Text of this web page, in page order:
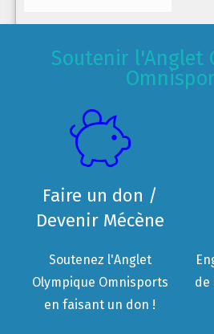
Soutenir l'Anglet
Faire un don /
Devenir Mécène
Soutenez l'Anglet
Olympique Omnisports
en faisant un don !
de